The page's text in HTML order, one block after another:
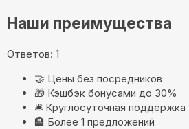
Наши преимущества
Ответов: 1
🤝 Цены без посредников
🎁 Кэшбэк бонусами до 30%
🛎️ Круглосуточная поддержка
🏨 Более 1 предложений